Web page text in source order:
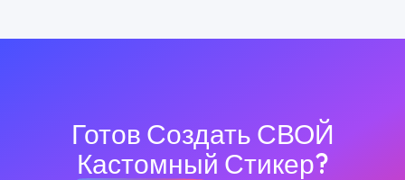
Готов Создать СВОЙ
Кастомный Стикер?